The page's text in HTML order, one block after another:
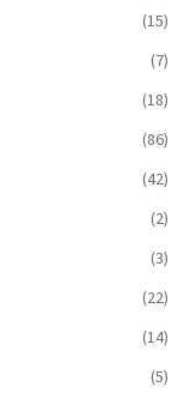
(15)
(7)
(18)
(86)
(42)
(2)
(3)
(22)
(14)
(5)